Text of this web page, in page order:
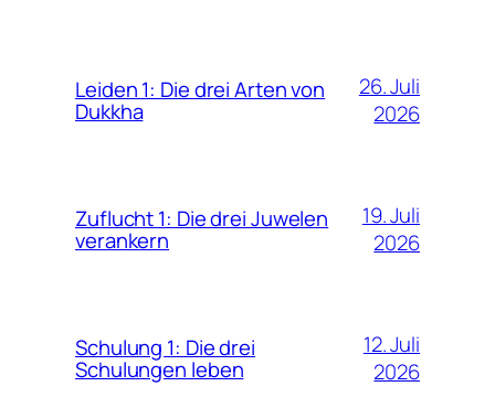
Leiden 1: Die drei Arten von
Dukkha
26. Juli
2026
Zuflucht 1: Die drei Juwelen
verankern
19. Juli
2026
Schulung 1: Die drei
Schulungen leben
12. Juli
2026